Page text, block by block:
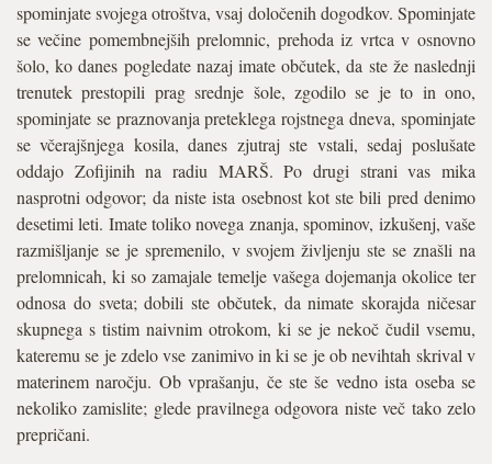
spominjate svojega otroštva, vsaj določenih dogodkov. Spominjate
se večine pomembnejših prelomnic, prehoda iz vrtca v osnovno
šolo, ko danes pogledate nazaj imate občutek, da ste že naslednji
trenutek prestopili prag srednje šole, zgodilo se je to in ono,
spominjate se praznovanja preteklega rojstnega dneva, spominjate
se včerajšnjega kosila, danes zjutraj ste vstali, sedaj poslušate
oddajo Zofijinih na radiu MARŠ. Po drugi strani vas mika
nasprotni odgovor; da niste ista osebnost kot ste bili pred denimo
desetimi leti. Imate toliko novega znanja, spominov, izkušenj, vaše
razmišljanje se je spremenilo, v svojem življenju ste se znašli na
prelomnicah, ki so zamajale temelje vašega dojemanja okolice ter
odnosa do sveta; dobili ste občutek, da nimate skorajda ničesar
skupnega s tistim naivnim otrokom, ki se je nekoč čudil vsemu,
kateremu se je zdelo vse zanimivo in ki se je ob nevihtah skrival v
materinem naročju. Ob vprašanju, če ste še vedno ista oseba se
nekoliko zamislite; glede pravilnega odgovora niste več tako zelo
prepričani.